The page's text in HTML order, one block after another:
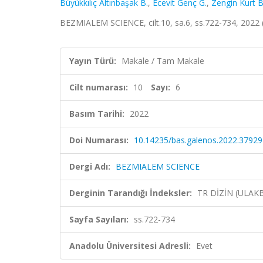
Büyükkılıç Altınbaşak B., Ecevit Genç G., Zengin Kurt
BEZMIALEM SCIENCE, cilt.10, sa.6, ss.722-734, 2022
Yayın Türü: Makale / Tam Makale
Cilt numarası: 10 Sayı: 6
Basım Tarihi: 2022
Doi Numarası: 10.14235/bas.galenos.2022.37929
Dergi Adı: BEZMIALEM SCIENCE
Derginin Tarandığı İndeksler: TR DİZİN
Sayfa Sayıları: ss.722-734
Anadolu Üniversitesi Adresli: Evet